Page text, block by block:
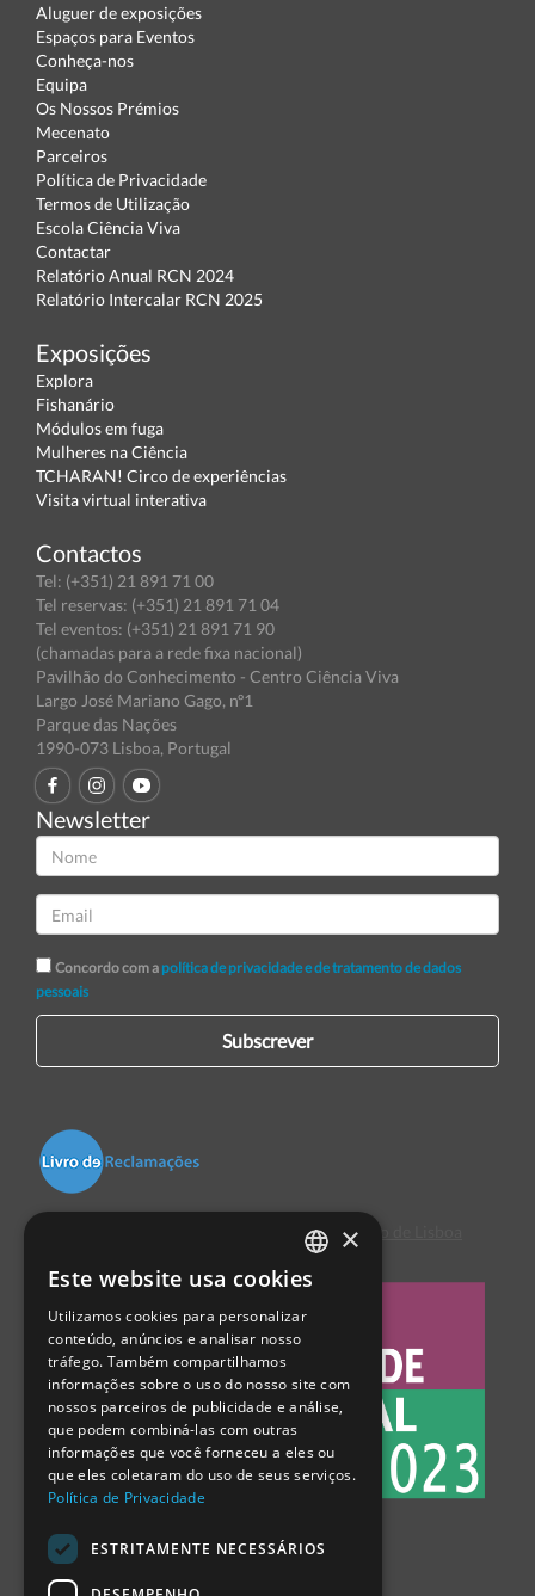
Aluguer de exposições
Espaços para Eventos
Conheça-nos
Equipa
Os Nossos Prémios
Mecenato
Parceiros
Política de Privacidade
Termos de Utilização
Escola Ciência Viva
Contactar
Relatório Anual RCN 2024
Relatório Intercalar RCN 2025
Exposições
Explora
Fishanário
Módulos em fuga
Mulheres na Ciência
TCHARAN! Circo de experiências
Visita virtual interativa
Contactos
Tel: (+351) 21 891 71 00
Tel reservas: (+351) 21 891 71 04
Tel eventos: (+351) 21 891 71 90
(chamadas para a rede fixa nacional)
Pavilhão do Conhecimento - Centro Ciência Viva
Largo José Mariano Gago, nº1
Parque das Nações
1990-073 Lisboa, Portugal
Newsletter
Concordo com a política de privacidade e de tratamento de dados
pessoais
Subscrever
Centro de Arbitragem de Conflitos de Consumo de Lisboa
PORTUGUESE
ENGLISH
SPANISH
×
Este website usa cookies
Utilizamos cookies para personalizar
conteúdo, anúncios e analisar nosso
tráfego. Também compartilhamos
informações sobre o uso do nosso site com
nossos parceiros de publicidade e análise,
que podem combiná-las com outras
informações que você forneceu a eles ou
que eles coletaram do uso de seus serviços.
Política de Privacidade
ESTRITAMENTE NECESSÁRIOS